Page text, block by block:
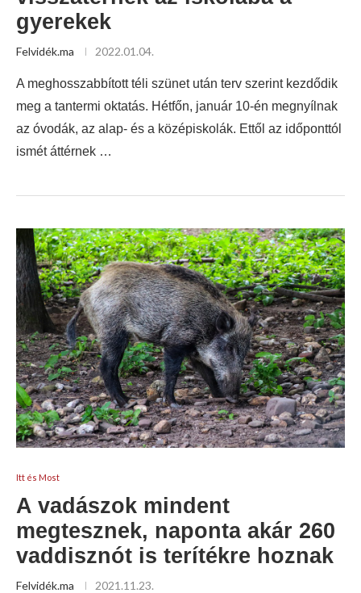
gyerekek
Felvidék.ma 2022.01.04.
A meghosszabbított téli szünet után terv szerint kezdődik
meg a tantermi oktatás. Hétfőn, január 10-én megnyílnak
az óvodák, az alap- és a középiskolák. Ettől az időponttól
ismét áttérnek …
Itt és Most
A vadászok mindent
megtesznek, naponta akár 260
vaddisznót is terítékre hoznak
Felvidék.ma 2021.11.23.